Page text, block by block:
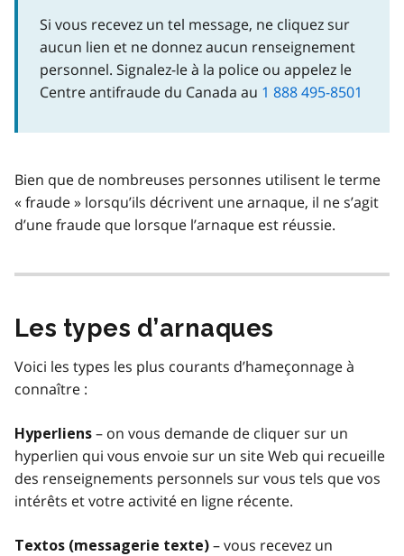
Si vous recevez un tel message, ne cliquez sur
aucun lien et ne donnez aucun renseignement
personnel. Signalez-le à la police ou appelez le
Centre antifraude du Canada au 1 888 495-8501
Bien que de nombreuses personnes utilisent le terme
« fraude » lorsqu’ils décrivent une arnaque, il ne s’agit
d’une fraude que lorsque l’arnaque est réussie.
Les types d’arnaques
Voici les types les plus courants d’hameçonnage à
connaître :
Hyperliens – on vous demande de cliquer sur un
hyperlien qui vous envoie sur un site Web qui recueille
des renseignements personnels sur vous tels que vos
intérêts et votre activité en ligne récente.
Textos (messagerie texte) – vous recevez un